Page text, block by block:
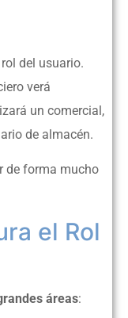
del usuario.
verá
un comercial,
de almacén.
de forma mucho
el Rol
áreas: